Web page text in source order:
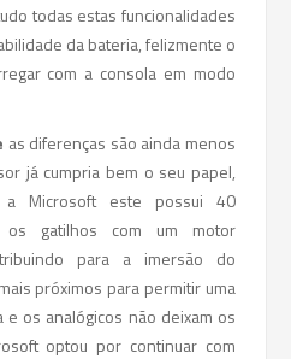
todas estas funcionalidades
da bateria, felizmente o
com a consola em modo
as diferenças são ainda menos
já cumpria bem o seu papel,
a Microsoft este possui 40
os gatilhos com um motor
para a imersão do
próximos para permitir uma
os analógicos não deixam os
optou por continuar com